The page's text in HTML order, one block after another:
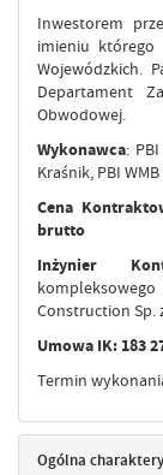
Inwestorem
imieniu którego
Wojewódzkich.
Departament
Obwodowej.
Wykonawca:
Kraśnik, PBI
Cena
brutto
Inżynier
Construction Sp.
Umowa IK: 183
Termin
Ogólna